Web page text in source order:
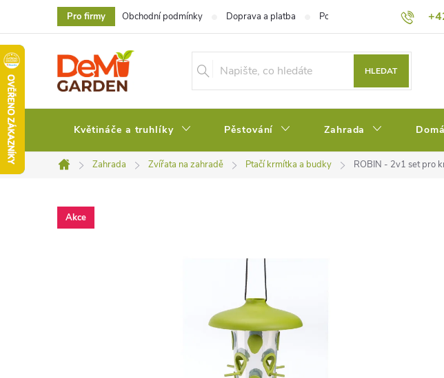
obsah
Pro firmy Obchodní podmínky Doprava a platba Podmínky ochrany osobních
HLEDAT
Květináče a truhlíky Pěstování Zahrada
Domů
Zahrada Zvířata na zahradě Ptačí krmítka a budky ROBIN - 2v1 set pro
Akce